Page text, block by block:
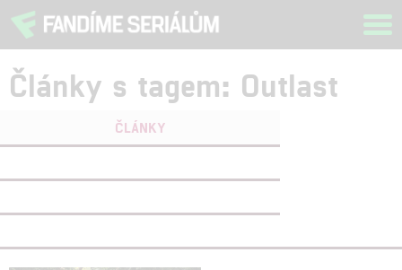
Články s tagem: Outlast
ČLÁNKY